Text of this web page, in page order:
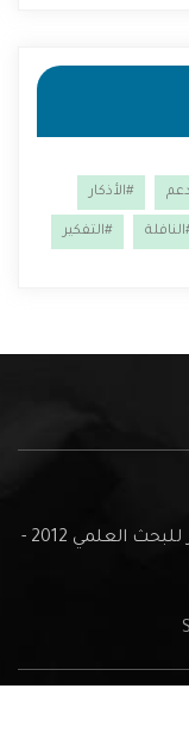
#الأذكار
#التفكير
جميع الحقوق © محفوظة لمؤسسة المنار للبحث العلمي 2012 -